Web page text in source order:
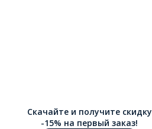
Скачайте и получите скидку
-15% на первый заказ!